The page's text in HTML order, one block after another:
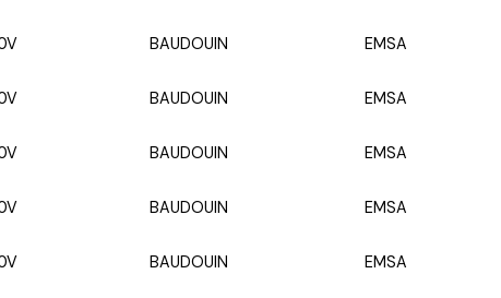
BAUDOUIN EMSA
BAUDOUIN EMSA
BAUDOUIN EMSA
BAUDOUIN EMSA
BAUDOUIN EMSA